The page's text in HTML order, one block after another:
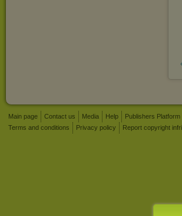
Main page Contact us Media Help
Publishers Platform
Terms and conditions
Privacy policy Report copyright